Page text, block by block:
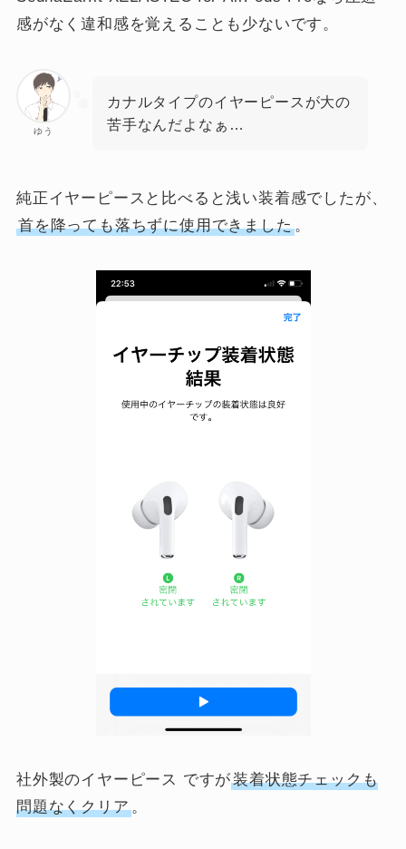
感がなく違和感を覚えることも少ないです。
ゆう
カナルタイプのイヤーピースが大の
苦手なんだよなぁ…
純正イヤーピースと比べると浅い装着感でしたが、
首を降っても落ちずに使用できました。
社外製のイヤーピース ですが装着状態チェックも
問題なくクリア。